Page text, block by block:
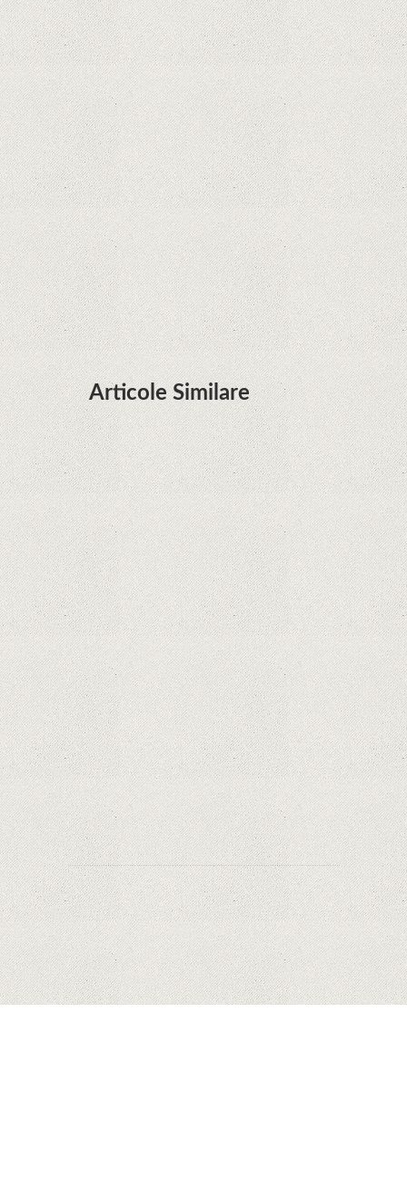
la Legenda Korra Studio Mir
Curtea Supremă reglementează în favoarea
Google în Oracle Java Fight
Zvon: aplicațiile Google nu se mai pot instala pe
terminalele Huawei cu procesoare Kirin
Huawei P50 primeşte o posibilă dată de lansare
şi e mai curând decât credeam; Are cameră
telephoto cu zoom optic variabil
Articole Similare
Microsoft lucrează la dezvoltarea unui procesor
proprietar pentru dispozitivele Surface
Hoții de telefoane dezvăluie cum fură și banii
victimelor, folosind doar cartela SIM
Samsung Galaxy S21 Ultra: cel mai bun telefon
Android de pe piață
Orange a inclus telefoane premium
recondiționate în portofoliul său; Cum sunt
prețurile față de alte platforme similare?